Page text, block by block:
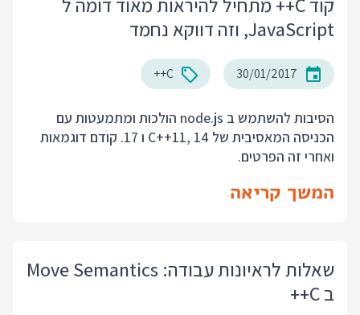
JavaScript, וזה דווקא נחמד
30/01/2017
C++
הסיבות להשתמש ב node.js הולכות ומתמעטות עם
הכניסה המאסיבית של C++11, 14 ו 17. קודם דוגמאות
ואחרי זה הפרטים.
המשך קריאה
שאלות לראיונות עבודה: Move Semantics
ב C++